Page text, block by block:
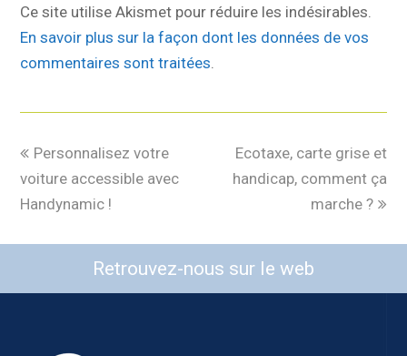
Ce site utilise Akismet pour réduire les indésirables.
En savoir plus sur la façon dont les données de vos
commentaires sont traitées
Personnalisez votre
voiture accessible avec
Handynamic !
Ecotaxe, carte grise et
handicap, comment ça
marche ?
Retrouvez-nous sur le web